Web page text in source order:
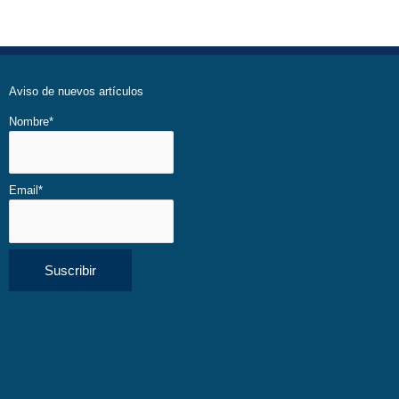
Aviso de nuevos artículos
Nombre*
Email*